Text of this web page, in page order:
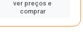
ver preços e
comprar